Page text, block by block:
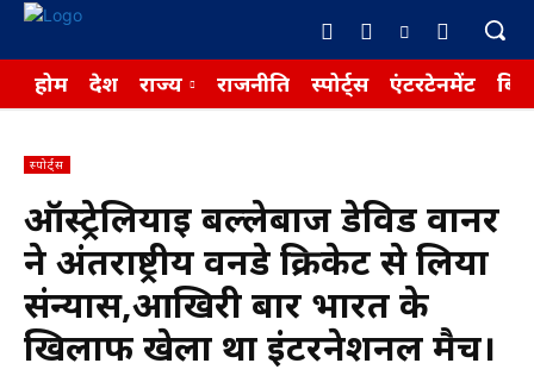
होम देश राज्य राजनीति स्पोर्ट्स एंटरटेनमेंट
स्पोर्ट्स
ऑस्ट्रेलियाई बल्लेबाज डेविड वार्नर
ने अंतराष्ट्रीय वनडे क्रिकेट से लिया
संन्यास,आखिरी बार भारत के
खिलाफ खेला था इंटरनेशनल मैच।